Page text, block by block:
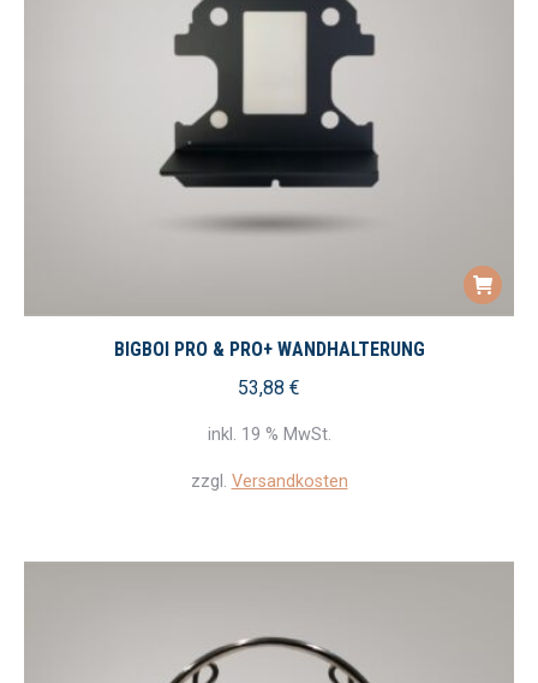
BIGBOI PRO & PRO+ WANDHALTERUNG
53,88 €
inkl. 19 % MwSt.
zzgl. Versandkosten